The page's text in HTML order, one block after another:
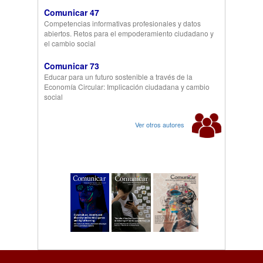
Comunicar 47
Competencias informativas profesionales y datos
abiertos. Retos para el empoderamiento ciudadano y
el cambio social
Comunicar 73
Educar para un futuro sostenible a través de la
Economía Circular: Implicación ciudadana y cambio
social
Ver otros autores